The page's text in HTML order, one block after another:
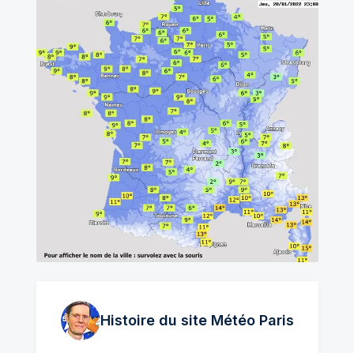
Histoire du site MétéoParis